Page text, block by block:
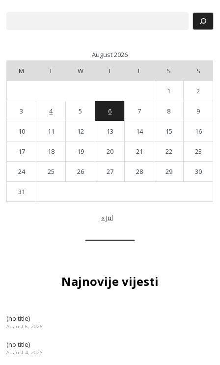
August 2026
M
T W T F S S
1 2
3 4 5 6 7 8 9
10 11 12 13 14 15 16
17 18 19 20 21 22 23
24 25 26 27 28 29 30
31
« Jul
Najnovije vijesti
(no title)
August 6, 2026
(no title)
August 4, 2026